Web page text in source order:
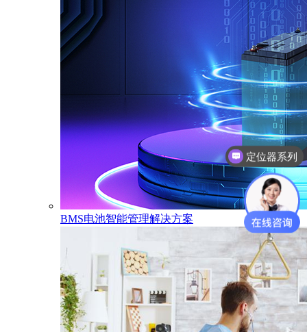
BMS电池智能管理解决方案
电子学生证系列